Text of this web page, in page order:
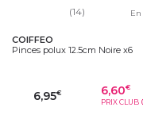
(14) En
COIFFEO
Pinces polux 12.5cm Noire x6
6,95€ 6,60€
PRIX CLUB